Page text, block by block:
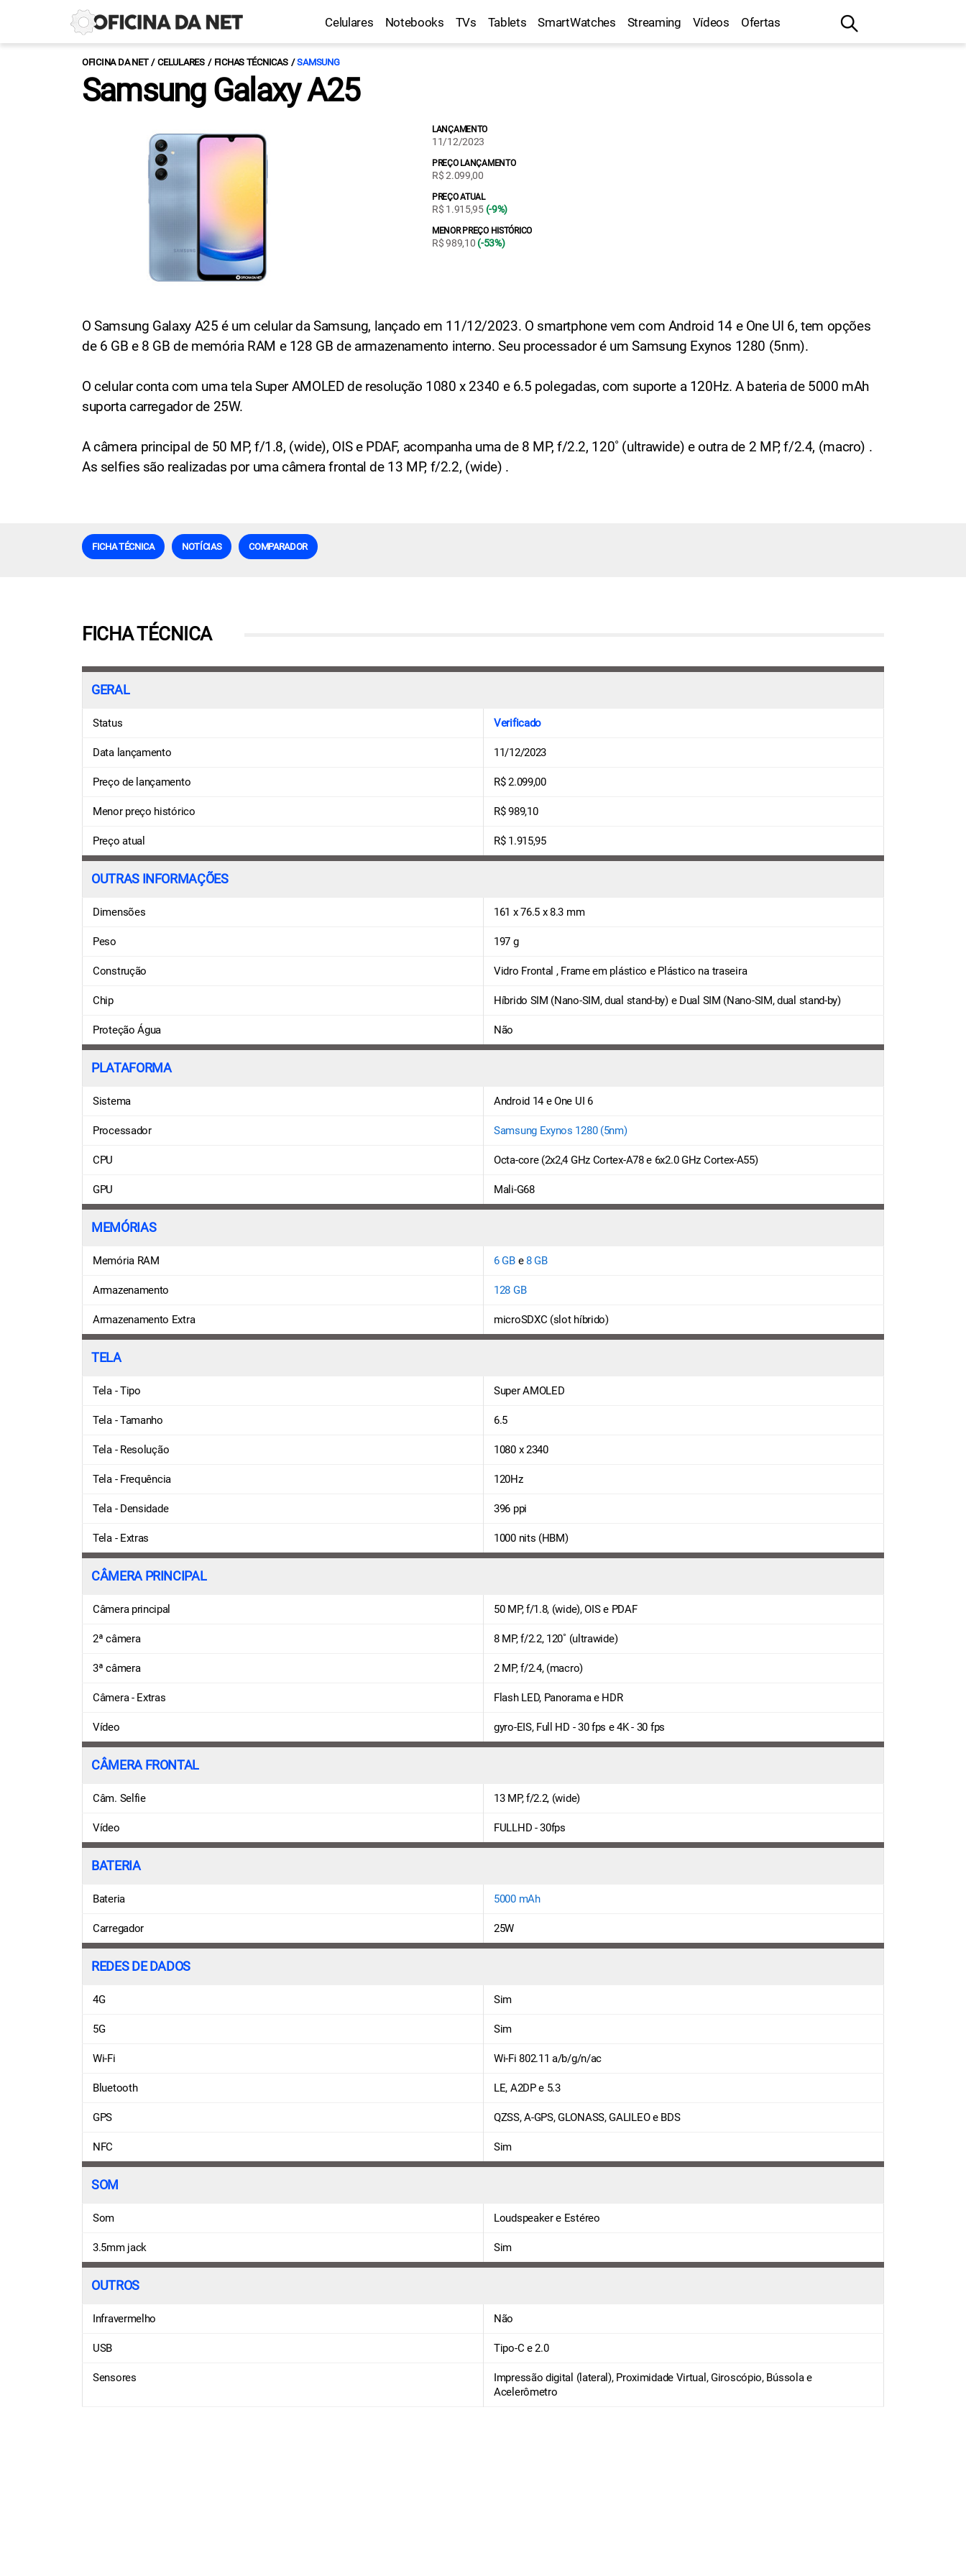
Celulares Notebooks TVs Tablets SmartWatches Streaming Vídeos Ofertas
OFICINA DA NET CELULARES FICHAS TÉCNICAS SAMSUNG
Samsung Galaxy A25
LANÇAMENTO
11/12/2023
PREÇO LANÇAMENTO
R$ 2.099,00
PREÇO ATUAL
R$ 1.915,95 (-9%)
MENOR PREÇO HISTÓRICO
R$ 989,10 (-53%)
O Samsung Galaxy A25 é um celular da Samsung, lançado em 11/12/2023. O smartphone vem com Android 14 e One UI 6, tem opções
de 6 GB e 8 GB de memória RAM e 128 GB de armazenamento interno. Seu processador é um Samsung Exynos 1280 (5nm).
O celular conta com uma tela Super AMOLED de resolução 1080 x 2340 e 6.5 polegadas, com suporte a 120Hz. A bateria de 5000 mAh
suporta carregador de 25W.
A câmera principal de 50 MP, f/1.8, (wide), OIS e PDAF, acompanha uma de 8 MP, f/2.2, 120˚ (ultrawide) e outra de 2 MP, f/2.4, (macro) .
As selfies são realizadas por uma câmera frontal de 13 MP, f/2.2, (wide) .
FICHA TÉCNICA NOTÍCIAS COMPARADOR
FICHA TÉCNICA
GERAL
Status Verificado
Data lançamento 11/12/2023
Preço de lançamento R$ 2.099,00
Menor preço histórico R$ 989,10
Preço atual R$ 1.915,95
OUTRAS INFORMAÇÕES
Dimensões 161 x 76.5 x 8.3 mm
Peso 197 g
Construção Vidro Frontal , Frame em plástico e Plástico na traseira
Chip Híbrido SIM (Nano-SIM, dual stand-by) e Dual SIM (Nano-SIM, dual stand-by)
Proteção Água Não
PLATAFORMA
Sistema Android 14 e One UI 6
Processador Samsung Exynos 1280 (5nm)
CPU Octa-core (2x2,4 GHz Cortex-A78 e 6x2.0 GHz Cortex-A55)
GPU Mali-G68
MEMÓRIAS
Memória RAM 6 GBe 8 GB
Armazenamento 128 GB
Armazenamento Extra microSDXC (slot híbrido)
TELA
Tela - Tipo Super AMOLED
Tela - Tamanho 6.5
Tela - Resolução 1080 x 2340
Tela - Frequência 120Hz
Tela - Densidade 396 ppi
Tela - Extras 1000 nits (HBM)
CÂMERA PRINCIPAL
Câmera principal 50 MP, f/1.8, (wide), OIS e PDAF
2ª câmera 8 MP, f/2.2, 120˚ (ultrawide)
3ª câmera 2 MP, f/2.4, (macro)
Câmera - Extras Flash LED, Panorama e HDR
Vídeo gyro-EIS, Full HD - 30 fps e 4K - 30 fps
CÂMERA FRONTAL
Câm. Selfie 13 MP, f/2.2, (wide)
Vídeo FULLHD - 30fps
BATERIA
Bateria 5000 mAh
Carregador 25W
REDES DE DADOS
4G Sim
5G Sim
Wi-Fi Wi-Fi 802.11 a/b/g/n/ac
Bluetooth LE, A2DP e 5.3
GPS QZSS, A-GPS, GLONASS, GALILEO e BDS
NFC Sim
SOM
Som Loudspeaker e Estéreo
3.5mm jack Sim
OUTROS
Infravermelho Não
USB Tipo-C e 2.0
Sensores
Impressão digital (lateral), Proximidade Virtual, Giroscópio, Bússola e
Acelerômetro